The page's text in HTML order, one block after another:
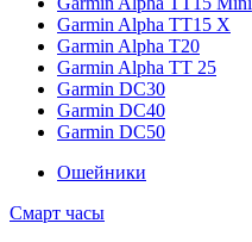
Garmin Alpha TT15 X
Garmin Alpha T20
Garmin Alpha TT 25
Garmin DC30
Garmin DC40
Garmin DC50
Ошейники
Смарт часы